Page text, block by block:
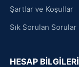
Şartlar ve Koşullar
Sık Sorulan Sorular
HESAP BİLGİLERİ